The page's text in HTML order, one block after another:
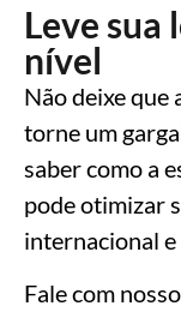
Leve sua
nível
Não deixe que
torne um
saber como a
pode otimizar
internacional
Fale com